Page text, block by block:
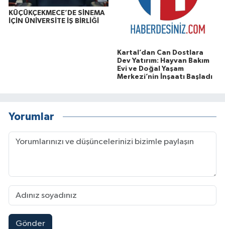
KÜÇÜKÇEKMECE’DE SİNEMA
İÇİN ÜNİVERSİTE İŞ BİRLİĞİ
Kartal’dan Can Dostlara
Dev Yatırım: Hayvan Bakım
Evi ve Doğal Yaşam
Merkezi’nin İnşaatı Başladı
Yorumlar
Gönder